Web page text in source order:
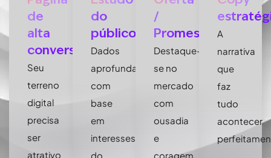
de
alta
conversão
Seu
terreno
digital
precisa
ser
atrativo
do
público
Dados
aprofundados
com
base
em
interesses
do
/
Promessa
Destaque-
se no
mercado
com
ousadia
e
coragem.
A
narrativa
que
faz
tudo
acontecer